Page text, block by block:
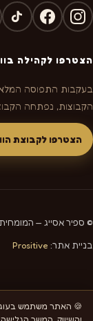
הצטרפו לקהילה
בעקבות התפוסה
הקבוצות, נפתחה
הצטרפו לקבוצת
© ספיר אסייג —
בניית אתר: Prositive
🍪 האתר משתמש